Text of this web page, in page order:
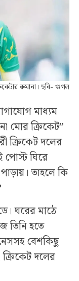
রুমানা। ছবি- গুগল
মাধ্যম
মোর ক্রিকেট”
ক্রিকেট দলের
পোস্ট ঘিরে
তাহলে কি
ঘরের মাঠে
তিনি হতে
বেশকিছু
দলের